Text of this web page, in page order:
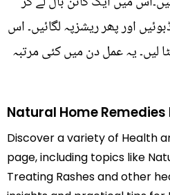
اور پھر ریشزپہ لگائیں۔ اس
لیں۔ یہ عمل دن میں کئی مرتبہ
Natural Home
Discover a variety of Health
page, including topics like
Treating Rashes and other